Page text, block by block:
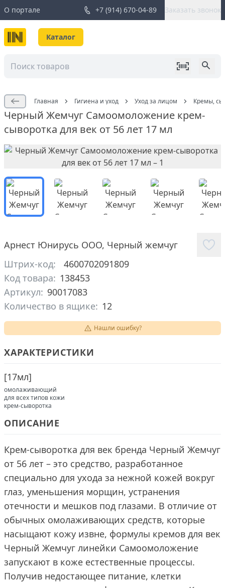
О портале +7 (914) 670-04-89 Заказать звонок
Каталог
Главная Гигиена и уход Уход за лицом Кремы,
Черный Жемчуг Самоомоложение крем-
сыворотка для век от 56 лет 17 мл
Арнест Юнирусь ООО, Черный жемчуг
Штрих-код:
4600702091809
Код товара: 138453
Артикул: 90017083
Количество в ящике: 12
Нашли ошибку?
ХАРАКТЕРИСТИКИ
[17мл]
омолаживающий
для всех типов кожи
крем-сыворотка
ОПИСАНИЕ
Крем-сыворотка для век бренда Черный Жемчуг
от 56 лет – это средство, разработанное
специально для ухода за нежной кожей вокруг
глаз, уменьшения морщин, устранения
отечности и мешков под глазами. В отличие от
обычных омолаживающих средств, которые
насыщают кожу извне, формулы кремов для век
Черный Жемчуг линейки Самоомоложение
запускают в коже естественные процессы.
Получив недостающее питание, клетки